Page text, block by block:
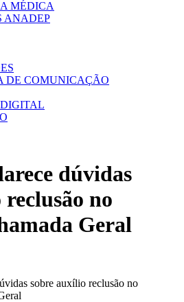
MÉDICA
ANADEP
DE COMUNICAÇÃO
dúvidas
no
Geral
sobre auxílio reclusão no